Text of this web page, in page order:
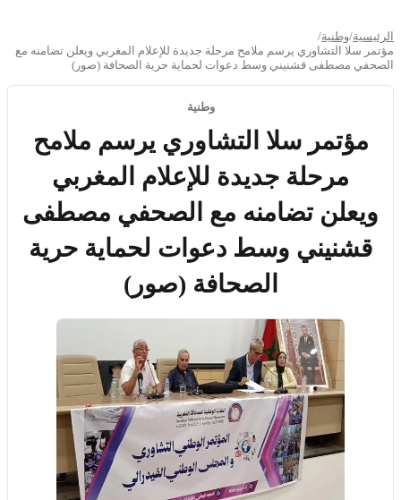
الرئيسية/وطنية/
مؤتمر سلا التشاوري يرسم ملامح مرحلة جديدة للإعلام المغربي ويعلن تضامنه مع
الصحفي مصطفى قشنيني وسط دعوات لحماية حرية الصحافة (صور)
وطنية
مؤتمر سلا التشاوري يرسم ملامح
مرحلة جديدة للإعلام المغربي
ويعلن تضامنه مع الصحفي مصطفى
قشنيني وسط دعوات لحماية حرية
الصحافة (صور)